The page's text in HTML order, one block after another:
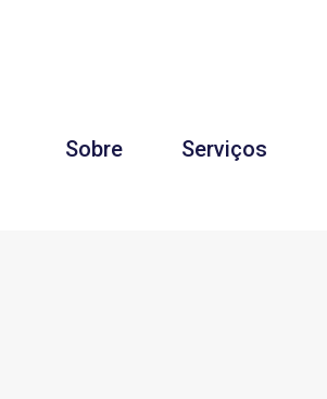
Sobre Serviços